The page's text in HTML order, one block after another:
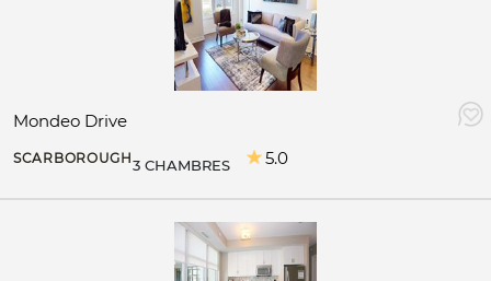
Mondeo Drive
SCARBOROUGH3 CHAMBRES 5.0